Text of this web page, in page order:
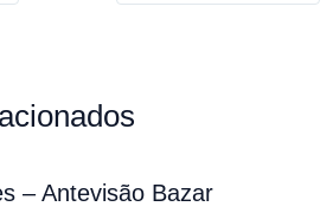
– Antevisão Bazar